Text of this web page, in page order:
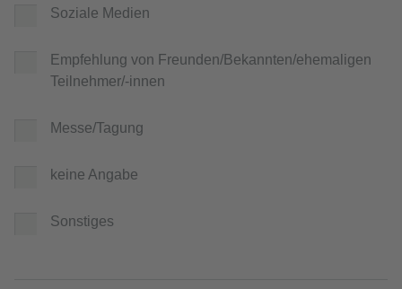
Soziale Medien
Empfehlung von Freunden/Bekannten/ehemaligen
Teilnehmer/-innen
Messe/Tagung
keine Angabe
Sonstiges